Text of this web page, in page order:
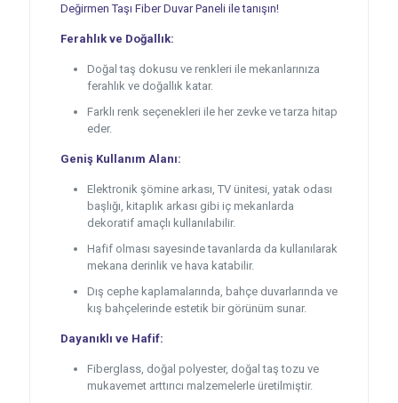
Değirmen Taşı Fiber Duvar Paneli ile tanışın!
Ferahlık ve Doğallık:
Doğal taş dokusu ve renkleri ile mekanlarınıza
ferahlık ve doğallık katar.
Farklı renk seçenekleri ile her zevke ve tarza hitap
eder.
Geniş Kullanım Alanı:
Elektronik şömine arkası, TV ünitesi, yatak odası
başlığı, kitaplık arkası gibi iç mekanlarda
dekoratif amaçlı kullanılabilir.
Hafif olması sayesinde tavanlarda da kullanılarak
mekana derinlik ve hava katabilir.
Dış cephe kaplamalarında, bahçe duvarlarında ve
kış bahçelerinde estetik bir görünüm sunar.
Dayanıklı ve Hafif:
Fiberglass, doğal polyester, doğal taş tozu ve
mukavemet arttırıcı malzemelerle üretilmiştir.